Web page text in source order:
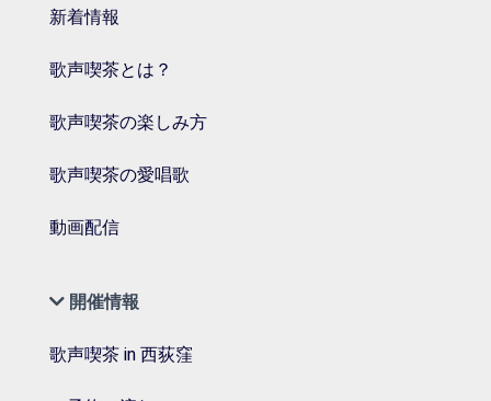
新着情報
歌声喫茶とは？
歌声喫茶の楽しみ方
歌声喫茶の愛唱歌
動画配信
開催情報
歌声喫茶 in 西荻窪